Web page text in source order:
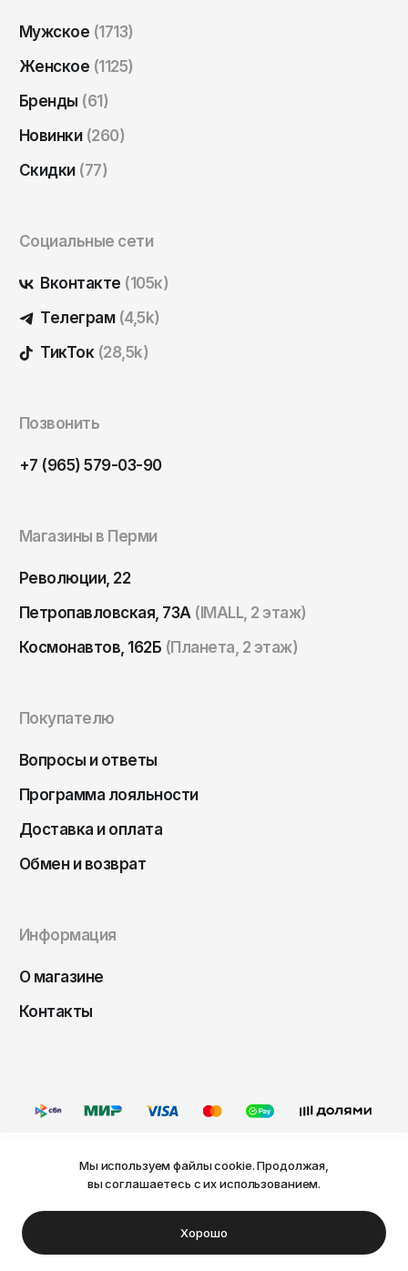
Мужское (1713)
Женское (1125)
Бренды (61)
Новинки (260)
Скидки (77)
Социальные сети
Вконтакте (105к)
Телеграм (4,5k)
ТикТок (28,5k)
Позвонить
+7 (965) 579-03-90
Магазины в Перми
Революции, 22
Петропавловская, 73А (IMALL, 2 этаж)
Космонавтов, 162Б (Планета, 2 этаж)
Покупателю
Вопросы и ответы
Программа лояльности
Доставка и оплата
Обмен и возврат
Информация
О магазине
Контакты
© FRIDAY, 2026
Оферта
Политика конфиденциальности
Ваш город Пермь?
Мы используем файлы cookie. Продолжая,
вы соглашаетесь с их использованием.
Хорошо